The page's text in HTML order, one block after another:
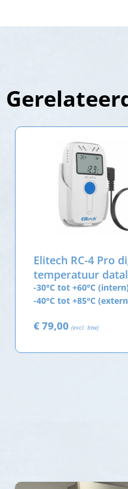
Elitech RC-4 Pro
temperatuur
met externe sensor
-30°C tot +60°C (intern)
-40°C tot +85°C
€ 79,00 (excl. btw)